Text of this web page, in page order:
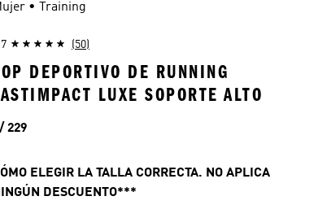
• Training
(50)
DEPORTIVO DE RUNNING
LUXE SOPORTE ALTO
229
ELEGIR LA TALLA CORRECTA. NO APLICA
DESCUENTO***